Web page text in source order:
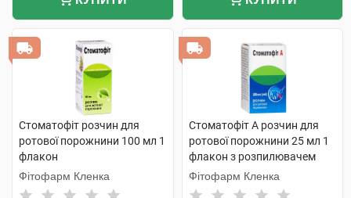
Стоматофіт розчин для
ротової порожнини 100 мл 1
флакон
Фітофарм Кленка
Стоматофіт А розчин для
ротової порожнини 25 мл 1
флакон з розпилювачем
Фітофарм Кленка